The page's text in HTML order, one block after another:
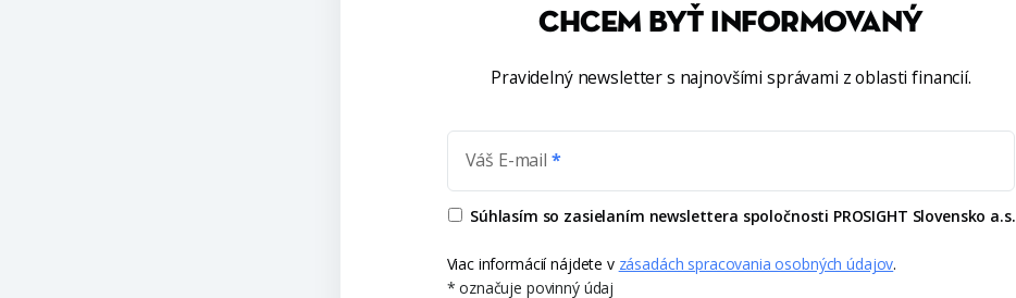
CHCEM BYŤ INFORMOVANÝ
Pravidelný newsletter s najnovšími správami z oblasti financií.
Váš E-mail
Súhlasím so zasielaním newslettera spoločnosti PROSIGHT Slovensko a.s.
Viac informácií nájdete v zásadách spracovania osobných údajov.
* označuje povinný údaj